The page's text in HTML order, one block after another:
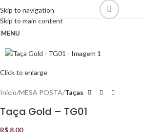
Skip to navigation
Skip to main content
MENU
Click to enlarge
Início MESA POSTA Taças
Taça Gold – TG01
R$ 8,00